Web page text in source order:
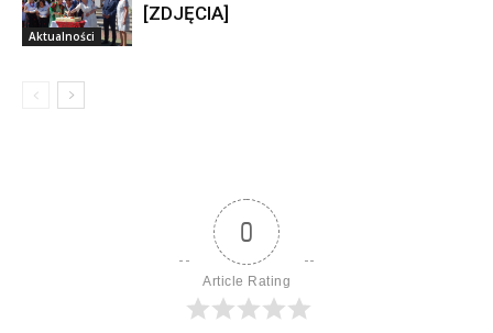
Aktualności
[ZDJĘCIA]
0
Article Rating